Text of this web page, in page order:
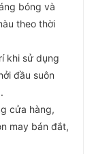
bóng và
theo thời
khi sử dụng
đầu suôn
cửa hàng,
may bán đắt,